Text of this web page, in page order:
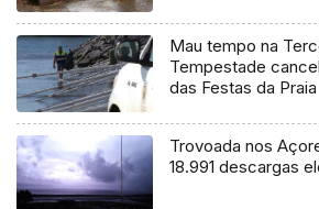
Mau tempo na
Tempestade
das Festas da Praia
Trovoada nos
18.991 descargas